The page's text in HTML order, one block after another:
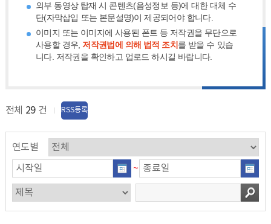
외부 동영상 탑재 시 콘텐츠(음성정보 등)에 대한 대체 수
단(자막삽입 또는 본문설명)이 제공되어야 합니다.
이미지 또는 이미지에 사용된 폰트 등 저작권을 무단으로
사용할 경우, 저작권법에 의해 법적 조치 를 받을 수 있습
니다. 저작권을 확인하고 업로드 하시길 바랍니다.
전체 29 건 RSS등록
연도별
~